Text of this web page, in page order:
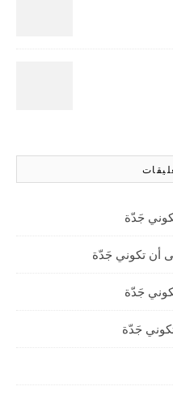
جَدّة
أن تكوني جَدّة
جَدّة
جَدّة